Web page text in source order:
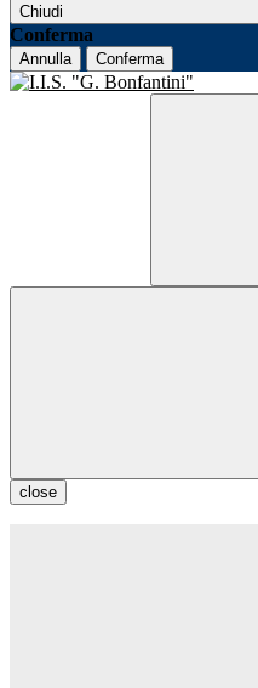
Chiudi
Conferma
Annulla Conferma
close